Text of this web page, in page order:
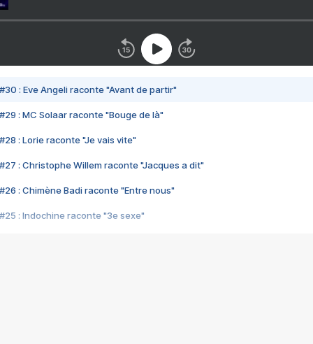
#30 : Eve Angeli raconte "Avant de partir"
#29 : MC Solaar raconte "Bouge de là"
#28 : Lorie raconte "Je vais vite"
#27 : Christophe Willem raconte "Jacques a dit"
#26 : Chimène Badi raconte "Entre nous"
#25 : Indochine raconte "3e sexe"